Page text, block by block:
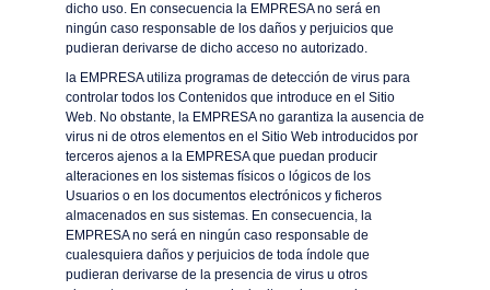
dicho uso. En consecuencia la EMPRESA no será en
ningún caso responsable de los daños y perjuicios que
pudieran derivarse de dicho acceso no autorizado.
la EMPRESA utiliza programas de detección de virus para
controlar todos los Contenidos que introduce en el Sitio
Web. No obstante, la EMPRESA no garantiza la ausencia de
virus ni de otros elementos en el Sitio Web introducidos por
terceros ajenos a la EMPRESA que puedan producir
alteraciones en los sistemas físicos o lógicos de los
Usuarios o en los documentos electrónicos y ficheros
almacenados en sus sistemas. En consecuencia, la
EMPRESA no será en ningún caso responsable de
cualesquiera daños y perjuicios de toda índole que
pudieran derivarse de la presencia de virus u otros